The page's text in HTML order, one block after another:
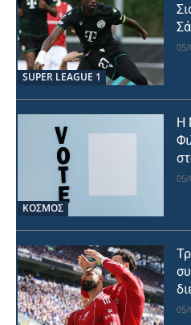
SUPER LEAGUE 1
05/
ΚΟΣΜΟΣ
Η
05/
05/